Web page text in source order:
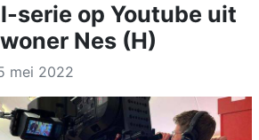
serie op Youtube uit
Nes (H)
mei 2022